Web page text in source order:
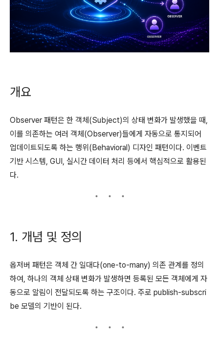
개요
Observer 패턴은 한 객체(Subject)의 상태 변화가 발생했을 때,
이를 의존하는 여러 객체(Observer)들에게 자동으로 통지되어
업데이트되도록 하는 행위(Behavioral) 디자인 패턴이다. 이벤트
기반 시스템, GUI, 실시간 데이터 처리 등에서 핵심적으로 활용된
다.
1. 개념 및 정의
옵저버 패턴은 객체 간 일대다(one-to-many) 의존 관계를 정의
하여, 하나의 객체 상태 변화가 발생하면 등록된 모든 객체에게 자
동으로 알림이 전달되도록 하는 구조이다. 주로 publish-subscri
be 모델의 기반이 된다.